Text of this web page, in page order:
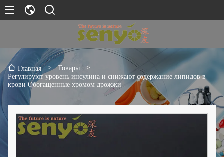
Главная > Товары
>
Регулируют уровень инсулина и снижают содержание липидов в
крови Обогащенные хромом дрожжи